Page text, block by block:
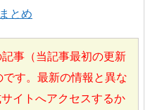
とめ
事（当記事最初の更新
す。最新の情報と異な
イトへアクセスするか